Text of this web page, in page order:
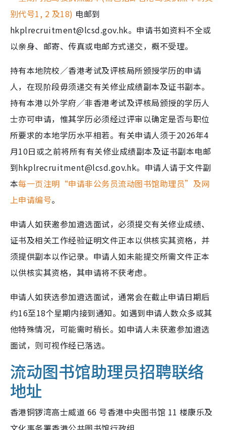
别代号1, 2 及18) 电邮到
hkplrecruitment@lcsd.gov.hk。申请书如资料不全或
以亲身、邮寄、传真或电邮方式递交，概不受理。
持有本地院校／香港考试及评核局所颁授学历的申请
人，在现阶段毋须递交有关修业成绩副本及证书副本。
持有本港以外学府╱非香港考试及评核局颁授的学历人
士亦可申请，惟其学历必须经过评审以确定是否与职位
所要求的本地学历水平相若。有关申请人须于2026年4
月10日或之前将所有有关修业成绩副本及证书副本电邮
到hkplrecruitment@lcsd.gov.hk。申请人请于文件副
本每一页注明“申请非公务员流动图书馆助理员”及网
上申请编号。
申请人如获邀参加遴选面试，必须提交有关修业成绩、
证书及相关工作经验证明文件正本以供核实其资格，并
须提供副本以作记录。申请人如未能提交所需文件正本
以供核实其资格，其申请将不获考虑。
申请人如获选参加遴选面试，通常会在截止申请日期后
约16至18个星期内接到通知。如遇到申请人数众多或其
他特殊情况，可能需时稍长。如申请人未获邀参加遴选
面试，则可视作经已落选。
流动图书馆助理员招聘联络
地址
香港铜锣湾高士威道 66 号香港中央图书馆 11 楼康乐及